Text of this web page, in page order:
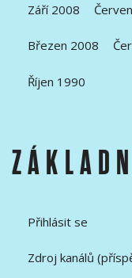
Září 2008
Březen 2008
Říjen 1990
Přihlásit se
Zdroj kanálů